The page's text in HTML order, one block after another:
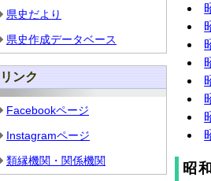
県史だより
県史作成データベース
リンク
Facebookページ
Instagramページ
類縁機関・関係機関
昭